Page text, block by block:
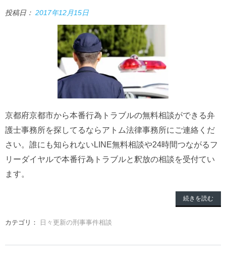
投稿日： 2017年12月15日
京都府京都市から本番行為トラブルの無料相談ができる弁
護士事務所を探してるならアトム法律事務所にご連絡くだ
さい。誰にも知られないLINE無料相談や24時間つながるフ
リーダイヤルで本番行為トラブルと釈放の相談を受付てい
ます。
続きを読む
カテゴリ： 日々更新の刑事事件相談